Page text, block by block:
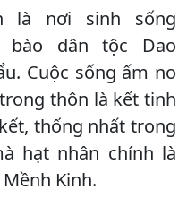
là nơi sinh sống
dân tộc Dao
Cuộc sống ấm no
thôn là kết tinh
thống nhất trong
hạt nhân chính là
Kinh.